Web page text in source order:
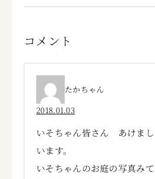
コメント
たかちゃん
2018.01.03
いそちゃん皆さん あけま
います。
いそちゃんのお庭の写真み